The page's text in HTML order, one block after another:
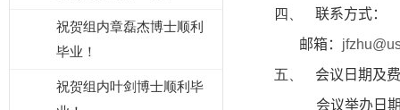
祝贺组内章磊杰博士顺利
毕业！
祝贺组内叶剑博士顺利毕
四、
联系方式：
邮箱：
五、
会议日期及
会议举办日